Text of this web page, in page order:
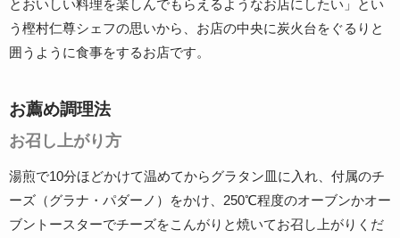
とおいしい料理を楽しんでもらえるようなお店にしたい」とい
う樫村仁尊シェフの思いから、お店の中央に炭火台をぐるりと
囲うように食事をするお店です。
お薦め調理法
お召し上がり方
湯煎で10分ほどかけて温めてからグラタン皿に入れ、付属のチ
ーズ（グラナ・パダーノ）をかけ、250℃程度のオーブンかオー
ブントースターでチーズをこんがりと焼いてお召し上がりくだ